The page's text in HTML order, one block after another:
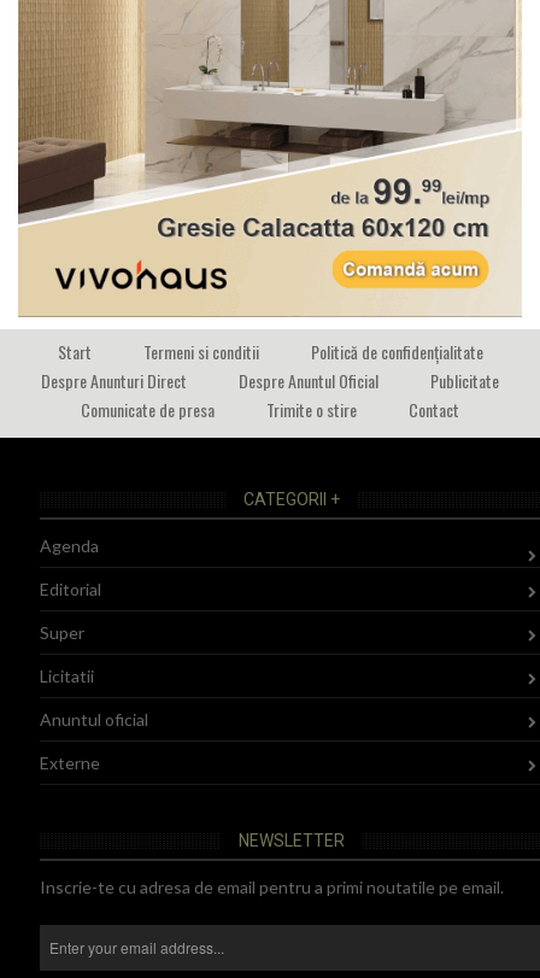
Start Termeni si conditii
Politică de confidențialitate
Despre Anunturi Direct
Despre Anuntul Oficial
Publicitate
Comunicate de presa
Trimite o stire Contact
CATEGORII +
Agenda
Editorial
Super
Licitatii
Anuntul oficial
Externe
NEWSLETTER
Inscrie-te cu adresa de email pentru a primi noutatile pe email.